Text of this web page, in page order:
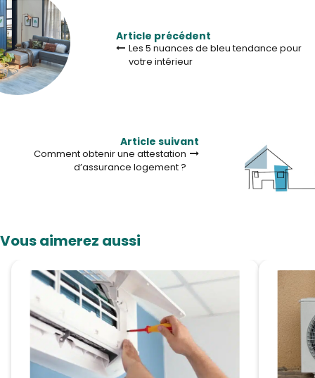
Article précédent
Les 5 nuances de bleu tendance pour
votre intérieur
Article suivant
Comment obtenir une attestation
d’assurance logement ?
Vous aimerez aussi